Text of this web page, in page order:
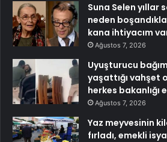
Suna Selen yıllar
neden
kana ihtiyacım
Ağustos 7, 2026
Uyuşturucu
yaşattığı vahşet
herkes bakanlığı
Ağustos 7, 2026
Yaz meyvesinin
fırladı, emekli